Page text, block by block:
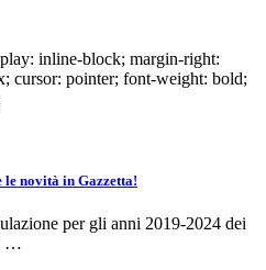
inline-block; margin-right:
cursor: pointer; font-weight: bold;
novità in Gazzetta!
per gli anni 2019-2024 dei
…